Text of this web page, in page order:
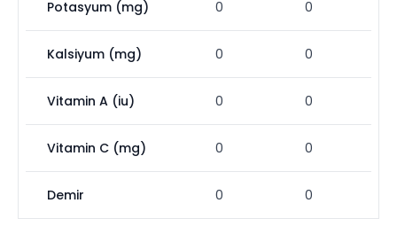
Potasyum (mg) 0 0
Kalsiyum (mg) 0 0
Vitamin A (iu) 0 0
Vitamin C (mg) 0 0
Demir 0 0